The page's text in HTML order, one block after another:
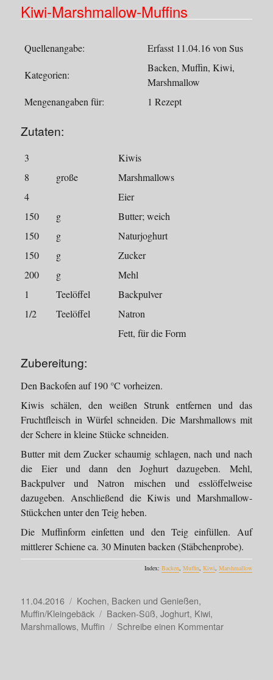
Kiwi-Marshmallow-Muffins
Quellenangabe: Erfasst 11.04.16 von Sus
Kategorien:
Backen, Muffin, Kiwi,
Marshmallow
Mengenangaben für:
1 Rezept
Zutaten:
3
Kiwis
8
große
Marshmallows
4
Eier
150
g
Butter; weich
150
g
Naturjoghurt
150
g
Zucker
200
g
Mehl
1
Teelöffel
Backpulver
1/2
Teelöffel
Natron
Fett, für die Form
Zubereitung:
Den Backofen auf 190 °C vorheizen.
Kiwis schälen, den weißen Strunk entfernen und das
Fruchtfleisch in Würfel schneiden. Die Marshmallows mit
der Schere in kleine Stücke schneiden.
Butter mit dem Zucker schaumig schlagen, nach und nach
die Eier und dann den Joghurt dazugeben. Mehl,
Backpulver und Natron mischen und esslöffelweise
dazugeben. Anschließend die Kiwis und Marshmallow-
Stückchen unter den Teig heben.
Die Muffinform einfetten und den Teig einfüllen. Auf
mittlerer Schiene ca. 30 Minuten backen (Stäbchenprobe).
Index: Backen, Muffin, Kiwi, Marshmallow
Veröffentlicht
am
11.04.2016 Kategorien
Kochen, Backen und Genießen,
Muffin/Kleingebäck
Schlagwörter
Backen-Süß, Joghurt, Kiwi,
Marshmallows, Muffin Schreibe einen Kommentarzu